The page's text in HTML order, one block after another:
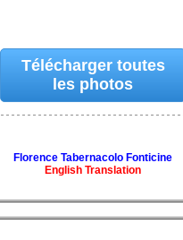
Télécharger toutes
les photos
Florence Tabernacolo Fonticine
English Translation